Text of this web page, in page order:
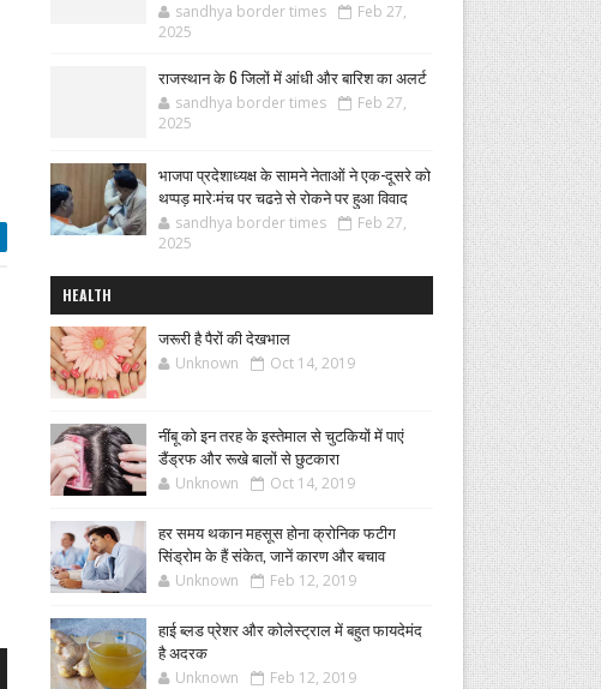
sandhya border times
Feb 27,
2025
राजस्थान के 6 जिलों में आंधी और बारिश का अलर्ट
sandhya border times
Feb 27,
2025
भाजपा प्रदेशाध्यक्ष के सामने नेताओं ने एक-दूसरे को
थप्पड़ मारे:मंच पर चढऩे से रोकने पर हुआ विवाद
sandhya border times
Feb 27,
2025
HEALTH
जरूरी है पैरों की देखभाल
Unknown Oct 14, 2019
नींबू को इन तरह के इस्तेमाल से चुटकियों में पाएं
डैंड्रफ और रूखे बालों से छुटकारा
Unknown Oct 14, 2019
हर समय थकान महसूस होना क्रोनिक फटीग
सिंड्रोम के हैं संकेत, जानें कारण और बचाव
Unknown Feb 12, 2019
हाई ब्लड प्रेशर और कोलेस्ट्राल में बहुत फायदेमंद
है अदरक
Unknown Feb 12, 2019